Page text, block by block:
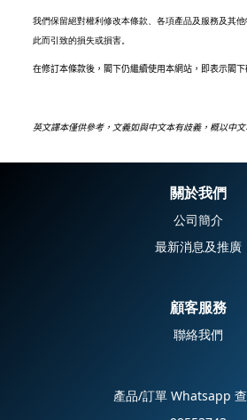
我們保留絕對權利修改本條款、各項產品及服務及其
此而引致的損失或損害。
在修訂本條款後，閣下仍繼續使用本網站，即表示閣下
英文譯本僅供參考，文義如與中文本有歧義，概以中文
關於我們
公司簡介
最新消息及推廣
顧客服務
聯絡我們
產品/訂單 Whatsapp